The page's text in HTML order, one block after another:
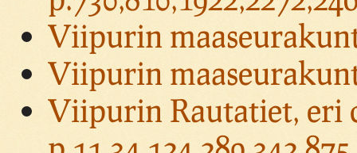
Viipurin
Viipurin
Viipurin Rautatiet, eri